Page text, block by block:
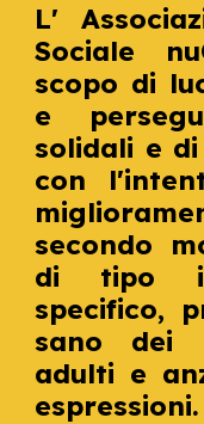
L'A
Sociale
scopo di
e
solidali e
con
secondo
di tipo
specifico,
sano dei
adulti e
espressioni.